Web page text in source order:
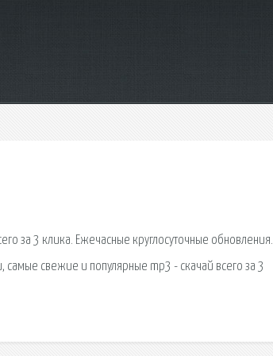
за 3 клика. Ежечасные круглосуточные обновления.
свежие и популярные mp3 - скачай всего за 3